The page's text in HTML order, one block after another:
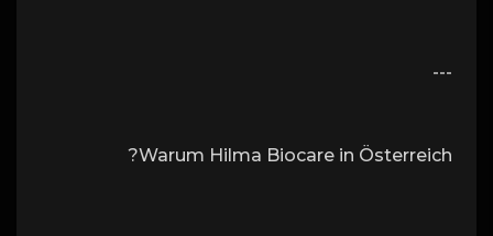
---
Warum Hilma Biocare in Österreich?